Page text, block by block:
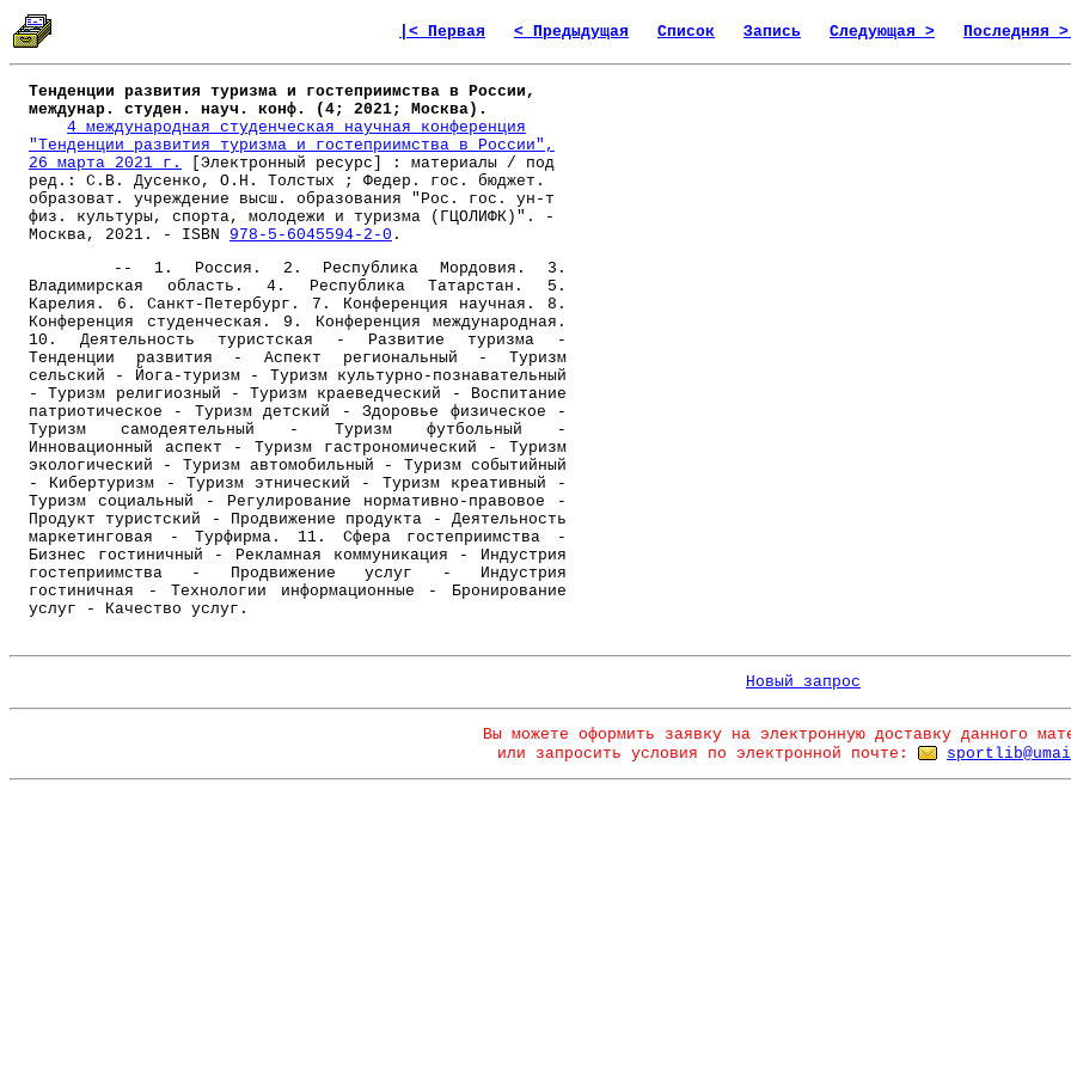
|< Первая < Предыдущая Список Запись Следующая > Последняя >|
Тенденции развития туризма и гостеприимства в России,
междунар. студен. науч. конф. (4; 2021; Москва).
4 международная студенческая научная конференция
"Тенденции развития туризма и гостеприимства в России",
26 марта 2021 г.
[Электронный ресурс] : материалы / под
ред.: С.В. Дусенко, О.Н. Толстых ; Федер. гос. бюджет.
образоват. учреждение высш. образования "Рос. гос. ун-т
физ. культуры, спорта, молодежи и туризма (ГЦОЛИФК)". -
Москва, 2021. - ISBN 978-5-6045594-2-0 .
-- 1. Россия. 2. Республика Мордовия. 3.
Владимирская область. 4. Республика Татарстан. 5.
Карелия. 6. Санкт-Петербург. 7. Конференция научная. 8.
Конференция студенческая. 9. Конференция международная.
10. Деятельность туристская - Развитие туризма -
Тенденции развития - Аспект региональный - Туризм
сельский - Йога-туризм - Туризм культурно-познавательный
- Туризм религиозный - Туризм краеведческий - Воспитание
патриотическое - Туризм детский - Здоровье физическое -
Туризм самодеятельный - Туризм футбольный -
Инновационный аспект - Туризм гастрономический - Туризм
экологический - Туризм автомобильный - Туризм событийный
- Кибертуризм - Туризм этнический - Туризм креативный -
Туризм социальный - Регулирование нормативно-правовое -
Продукт туристский - Продвижение продукта - Деятельность
маркетинговая - Турфирма. 11. Сфера гостеприимства -
Бизнес гостиничный - Рекламная коммуникация - Индустрия
гостеприимства - Продвижение услуг - Индустрия
гостиничная - Технологии информационные - Бронирование
услуг - Качество услуг.
Новый запрос
Вы можете оформить заявку на электронную доставку данного
или запросить условия по электронной почте: